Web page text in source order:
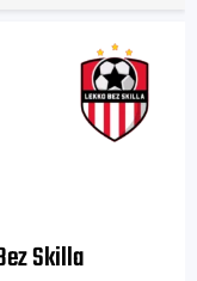
Skilla